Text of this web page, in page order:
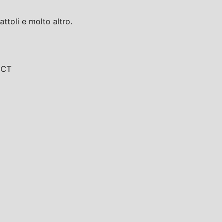
e molto altro.